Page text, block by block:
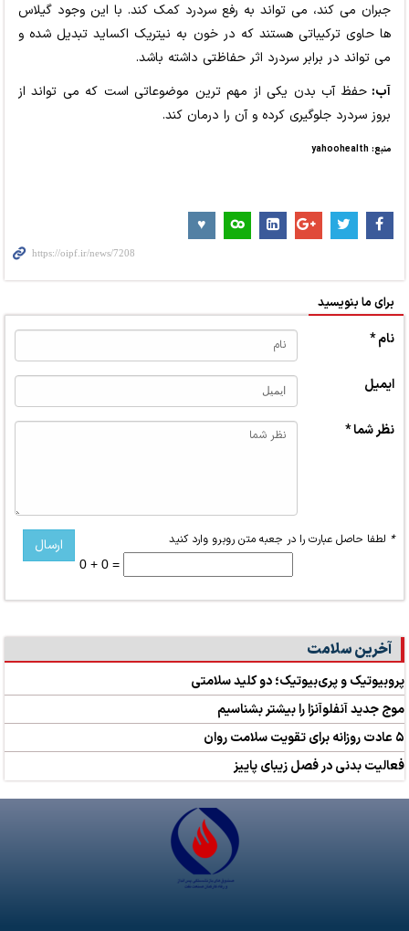
جبران می ‌کند، می‌ تواند به رفع سردرد کمک کند. با این وجود گیلاس‌
ها حاوی ترکیباتی هستند که در خون به نیتریک اکساید تبدیل شده و
می ‌تواند در برابر سردرد اثر حفاظتی داشته باشد.
آب:حفظ آب بدن یکی از مهم ‌ترین موضوعاتی است که می تواند از
بروز سردرد جلوگیری کرده و آن را درمان کند.
منبع: yahoohealth
برای ما بنویسید
نام *
ایمیل
نظر شما *
* لطفا حاصل عبارت را در جعبه متن روبرو وارد کنید
0 + 0 =
آخرین سلامت
پروبیوتیک و پری‌بیوتیک؛ دو کلید سلامتی
موج جدید آنفلوآنزا را بیشتر بشناسیم
۵ عادت روزانه برای تقویت سلامت روان
فعالیت بدنی در فصل زیبای پاییز